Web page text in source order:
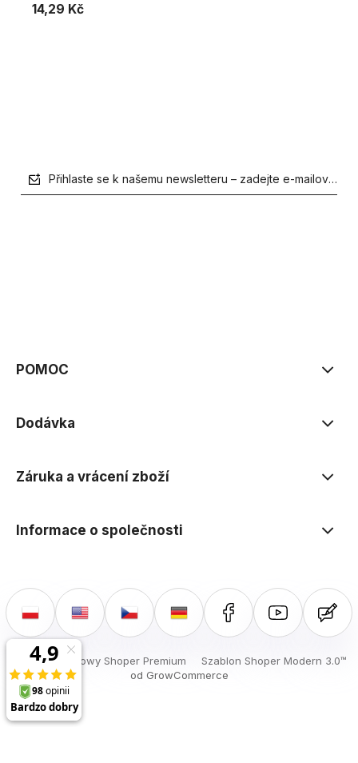
14,29 Kč
Přihlaste se k našemu newsletteru – zadejte e-mailovou
POMOC
Dodávka
Záruka a vrácení zboží
Informace o společnosti
Sklep internetowy Shoper Premium
Szablon Shoper Modern 3.0™
od GrowCommerce